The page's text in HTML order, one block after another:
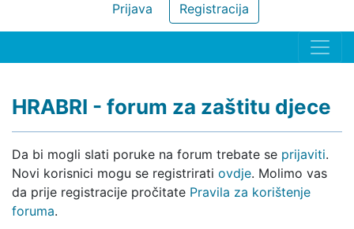
Registracija
Prijava
HRABRI - forum za zaštitu djece
Da bi mogli slati poruke na forum trebate se prijaviti.
Novi korisnici mogu se registrirati ovdje. Molimo vas
da prije registracije pročitate Pravila za korištenje
foruma.